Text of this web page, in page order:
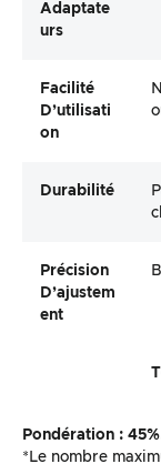
Adaptate
Urs
Facilité
D’utilisati
On
Durabilité
Précision
D’ajustem
Ent
Pondération :
*Le nombre